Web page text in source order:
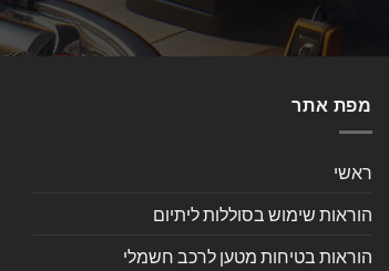
מפת אתר
ראשי
הוראות שימוש בסוללות ליתיום
הוראות בטיחות מטען לרכב חשמלי